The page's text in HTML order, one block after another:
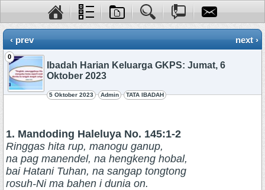
‹ prev next ›
0
Ibadah Harian Keluarga GKPS: Jumat, 6
Oktober 2023
5 Oktober 2023 Admin TATA IBADAH
1. Mandoding Haleluya No. 145:1-2
Ringgas hita rup, manogu ganup,
na pag manendel, na hengkeng hobal,
bai Hatani Tuhan, na sangap tongtong
rosuh-Ni ma bahen i dunia on.